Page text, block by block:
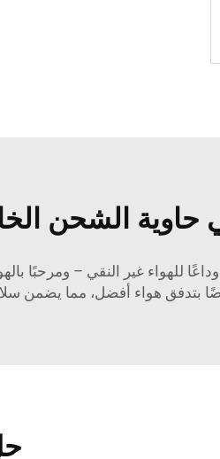
حاوية الشحن
للهواء غير النقي – ومرحبًا
بتدفق هواء أفضل، مما يضمن